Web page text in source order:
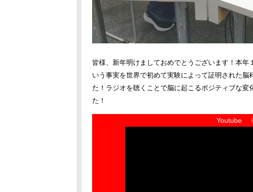
皆様、新年明けましておめでとうございます！本
いう事実を世界で初めて実験によって証明された
た！ラジオを聴くことで脳に起こるポジティブな
た！
Youtube